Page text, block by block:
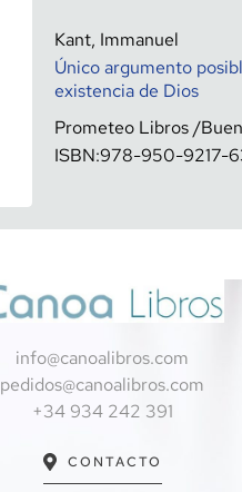
Kant, Immanuel
Único argumento
existencia de Dios
Prometeo Libros
ISBN:978-950-9217-
info@canoalibros.com
pedidos@canoalibros.com
+34 934 242 391
CONTACTO